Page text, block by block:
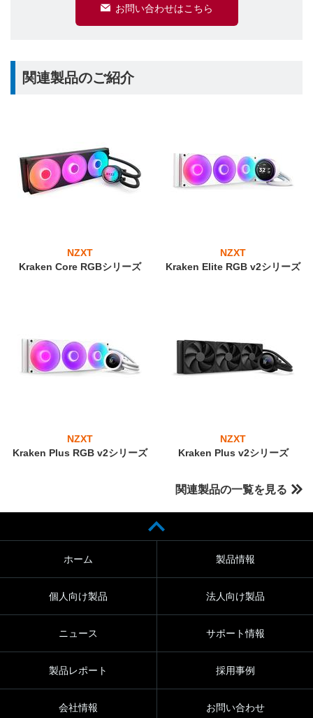
お問い合わせはこちら
関連製品のご紹介
NZXT
Kraken Core RGBシリーズ
NZXT
Kraken Elite RGB v2シリーズ
NZXT
Kraken Plus RGB v2シリーズ
NZXT
Kraken Plus v2シリーズ
関連製品の一覧を見る
ホーム 製品情報
個人向け製品 法人向け製品
ニュース サポート情報
製品レポート 採用事例
会社情報 お問い合わせ